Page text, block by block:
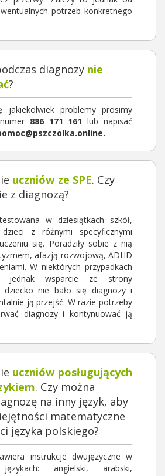
potrzeb konkretnego
diagnozy nie
?
jakiekolwiek problemy prosimy
886 171 161 lub napisać
uczniów ze SPE. Czy
z diagnozą?
w dziesiątkach szkół,
z różnymi specyficznymi
się. Poradziły sobie z nią
afazją rozwojową, ADHD
W niektórych przypadkach
jednak wsparcie ze strony
dziecko nie bało się diagnozy i
ją przejść. W razie potrzeby
diagnozy i kontynuować ją
uczniów posługujących
. Czy można
na inny język, aby
matematyczne
języka polskiego?
instrukcje dwujęzyczne w
językach: angielski, arabski,